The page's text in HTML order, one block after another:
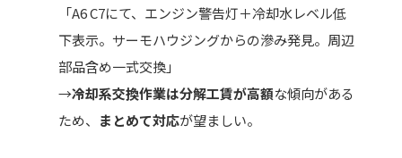
「A6 C7にて、エンジン警告灯＋冷却水レベル低
下表示。サーモハウジングからの滲み発見。周辺
部品含め一式交換」
→冷却系交換作業は分解工賃が高額な傾向がある
ため、 まとめて対応が望ましい。